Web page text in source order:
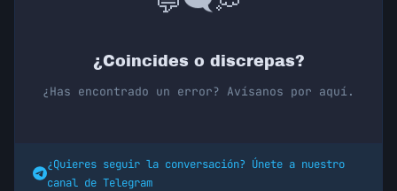
¿Coincides o discrepas?
¿Has encontrado un error? Avísanos por aquí.
¿Quieres seguir la conversación? Únete a nuestro
canal de Telegram